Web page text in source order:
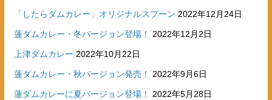
「したらダムカレー」オリジナルスプーン 2022年12月24日
蓮ダムカレー・冬バージョン登場！ 2022年12月2日
上津ダムカレー 2022年10月22日
蓮ダムカレー・秋バージョン発売！ 2022年9月6日
蓮ダムカレーに夏バージョン登場！ 2022年5月28日